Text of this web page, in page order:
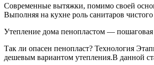
Современные вытяжки, помимо своей
Выполняя на кухне роль санитаров
Утепление дома пенопластом —
Так ли опасен пенопласт? Технология
дешевым вариантом утепления.В данной